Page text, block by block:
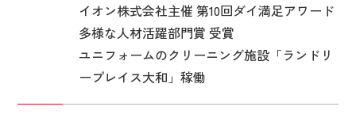
イオン株式会社主催 第10回ダイ満足アワード
多様な人材活躍部門賞 受賞
ユニフォームのクリーニング施設「ランドリ
ープレイス大和」稼働